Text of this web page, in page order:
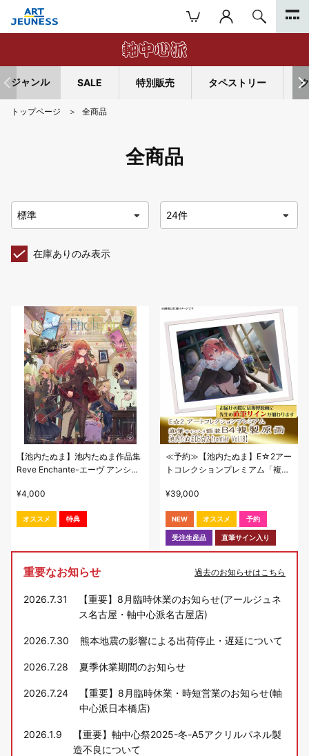
ジャンル SALE 特別販売 タペストリー
トップページ 全商品
全商品
在庫ありのみ表示
【池内たぬま】池内たぬま作品集
Reve Enchante-エーヴ アンシャ
¥4,000
オススメ 特典
≪予約≫【池内たぬま】E☆2アー
トコレクションプレミアム「複製
¥39,000
NEW オススメ 予約
受注生産品 直筆サイン入り
重要なお知らせ 過去のお知らせはこちら
2026.7.31
【重要】8月臨時休業のお知らせ(アールジュネ
ス名古屋・軸中心派名古屋店)
2026.7.30 熊本地震の影響による出荷停止・遅延について
2026.7.28 夏季休業期間のお知らせ
2026.7.24
【重要】8月臨時休業・時短営業のお知らせ(軸
中心派日本橋店)
2026.1.9
【重要】軸中心祭2025-冬-A5アクリルパネル製
造不良について